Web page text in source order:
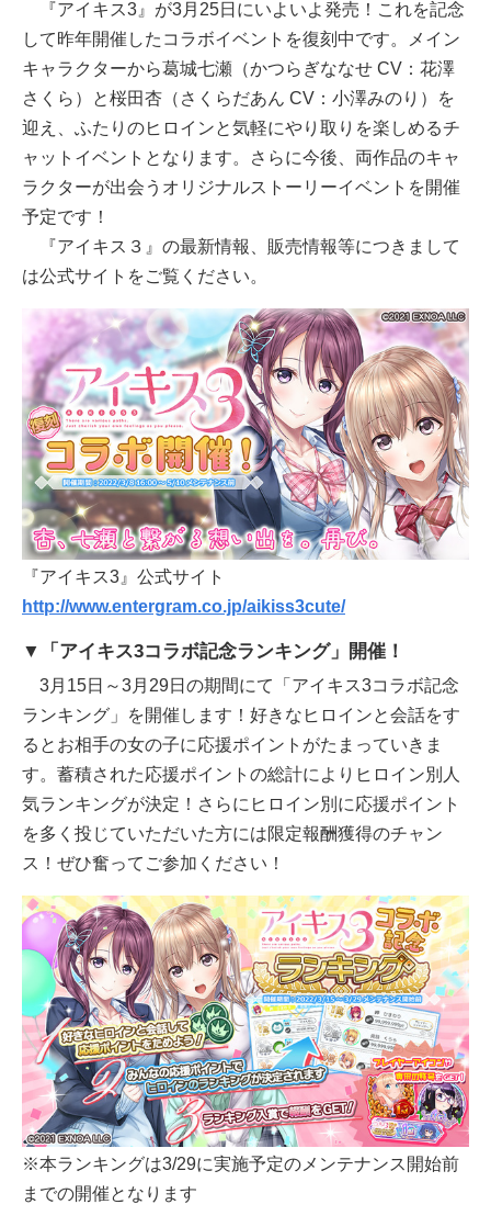
『アイキス3』が3月25日にいよいよ発売！これを記念
して昨年開催したコラボイベントを復刻中です。メイン
キャラクターから葛城七瀬（かつらぎななせ CV：花澤
さくら）と桜田杏（さくらだあん CV：小澤みのり）を
迎え、ふたりのヒロインと気軽にやり取りを楽しめるチ
ャットイベントとなります。さらに今後、両作品のキャ
ラクターが出会うオリジナルストーリーイベントを開催
予定です！
『アイキス３』の最新情報、販売情報等につきまして
は公式サイトをご覧ください。
『アイキス3』公式サイト
http://www.entergram.co.jp/aikiss3cute/
▼「アイキス3コラボ記念ランキング」開催！
3月15日～3月29日の期間にて「アイキス3コラボ記念
ランキング」を開催します！好きなヒロインと会話をす
るとお相手の女の子に応援ポイントがたまっていきま
す。蓄積された応援ポイントの総計によりヒロイン別人
気ランキングが決定！さらにヒロイン別に応援ポイント
を多く投じていただいた方には限定報酬獲得のチャン
ス！ぜひ奮ってご参加ください！
※本ランキングは3/29に実施予定のメンテナンス開始前
までの開催となります